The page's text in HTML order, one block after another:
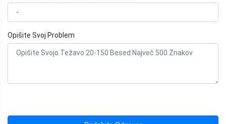
Opišite Svoj Problem